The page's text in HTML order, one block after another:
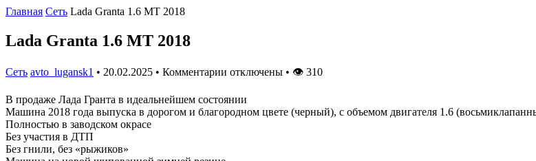
Главная Сеть Lada Granta 1.6 MT 2018
Lada Granta 1.6 MT 2018
Сеть avto_lugansk1 • 20.02.2025 • Комментарии отключены • 👁 310
В продаже Лада Гранта в идеальнейшем состоянии
Машина 2018 года выпуска в дорогом и благородном цвете (черный), с объемом двигателя 1.6
Полностью в заводском окрасе
Без участия в ДТП
Без гнили, без «рыжиков»